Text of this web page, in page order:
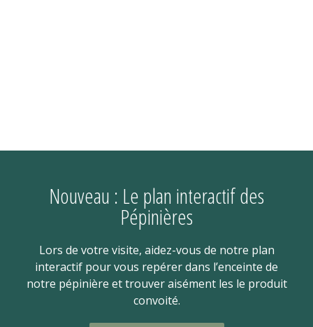
Nouveau : Le plan interactif des
Pépinières
Lors de votre visite, aidez-vous de notre plan
interactif pour vous repérer dans l’enceinte de
notre pépinière et trouver aisément les le produit
convoité.